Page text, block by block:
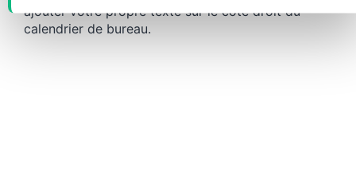
ajouter votre propre texte sur le côté droit du
calendrier de bureau.